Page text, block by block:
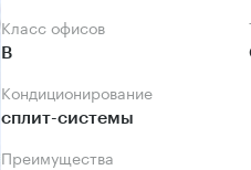
Класс офисов
B
Кондиционирование
сплит-системы
Преимущества